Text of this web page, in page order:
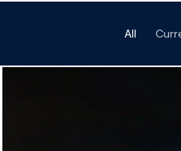
All